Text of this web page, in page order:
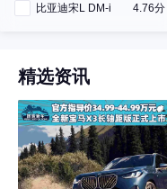
比亚迪宋L DM-i
4.76分
精选资讯